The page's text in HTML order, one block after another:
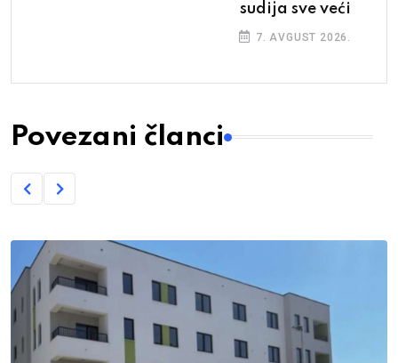
sudija sve veći
7. AVGUST 2026.
Povezani članci